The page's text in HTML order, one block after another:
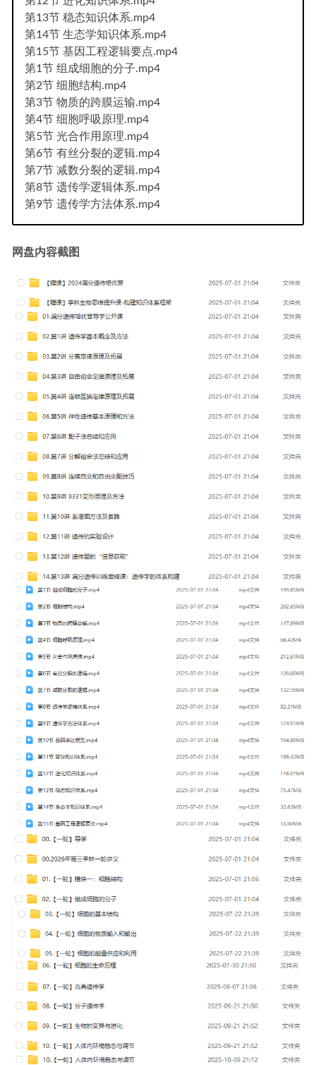
第13节 稳态知识体系.mp4
第14节 生态学知识体系.mp4
第15节 基因工程逻辑要点.mp4
第1节 组成细胞的分子.mp4
第2节 细胞结构.mp4
第3节 物质的跨膜运输.mp4
第4节 细胞呼吸原理.mp4
第5节 光合作用原理.mp4
第6节 有丝分裂的逻辑.mp4
第7节 减数分裂的逻辑.mp4
第8节 遗传学逻辑体系.mp4
第9节 遗传学方法体系.mp4
网盘内容截图